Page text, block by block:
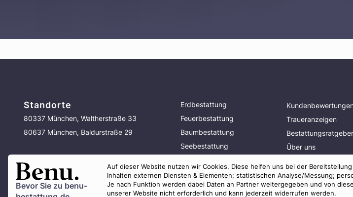
Bevor Sie zu benu-
Auf dieser Website nutzen wir Cookies. Diese helfen uns bei der
Inhalten externen Diensten & Elementen; statistischen Analyse/Messung;
Je nach Funktion werden dabei Daten an Partner weitergegeben und von
unserer Website nicht erforderlich und kann jederzeit widerrufen werden.
Standorte
80337 München, Waltherstraße 33
80637 München, Baldurstraße 29
Erdbestattung
Feuerbestattung
Baumbestattung
Seebestattung
Vorsorge
Traueranzeigen
Bestattungsratgeber
Über uns
AGB